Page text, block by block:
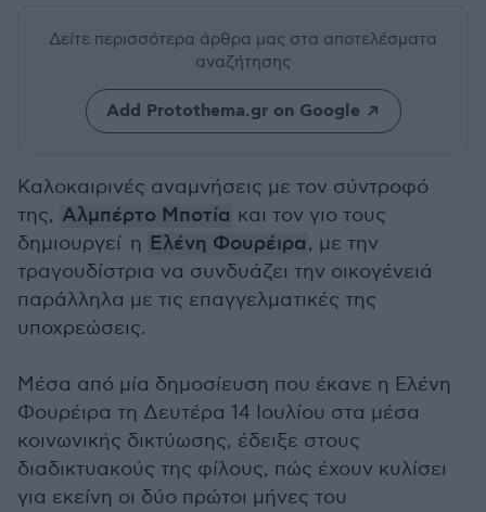
Δείτε περισσότερα άρθρα μας στα αποτελέσματα
αναζήτησης
Add Protothema.gr on Google
Καλοκαιρινές αναμνήσεις με τον σύντροφό
της, Αλμπέρτο Μποτία και τον γιο τους
δημιουργεί η Ελένη Φουρέιρα, με την
τραγουδίστρια να συνδυάζει την οικογένειά
παράλληλα με τις επαγγελματικές της
υποχρεώσεις.
Μέσα από μία δημοσίευση που έκανε η Ελένη
Φουρέιρα τη Δευτέρα 14 Ιουλίου στα μέσα
κοινωνικής δικτύωσης, έδειξε στους
διαδικτυακούς της φίλους, πώς έχουν κυλίσει
για εκείνη οι δύο πρώτοι μήνες του